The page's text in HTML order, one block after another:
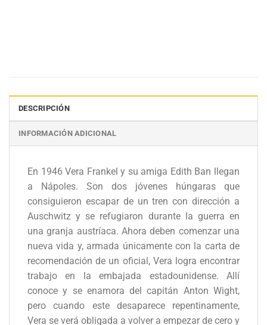
DESCRIPCIÓN
INFORMACIÓN ADICIONAL
En 1946 Vera Frankel y su amiga Edith Ban llegan
a Nápoles. Son dos jóvenes húngaras que
consiguieron escapar de un tren con dirección a
Auschwitz y se refugiaron durante la guerra en
una granja austríaca. Ahora deben comenzar una
nueva vida y, armada únicamente con la carta de
recomendación de un oficial, Vera logra encontrar
trabajo en la embajada estadounidense. Allí
conoce y se enamora del capitán Anton Wight,
pero cuando este desaparece repentinamente,
Vera se verá obligada a volver a empezar de cero y